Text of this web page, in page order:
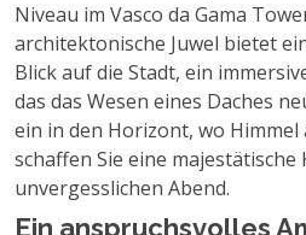
Niveau im Vasco da Gama
architektonische Juwel bietet
Blick auf die Stadt, ein
das das Wesen eines Daches
ein in den Horizont, wo
schaffen Sie eine majestätische
unvergesslichen Abend.
Ein anspruchsvolles